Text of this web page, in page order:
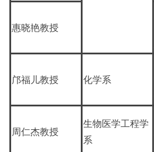
惠晓艳教授
邝福儿教授 化学系
周仁杰教授
生物医学工程学
系